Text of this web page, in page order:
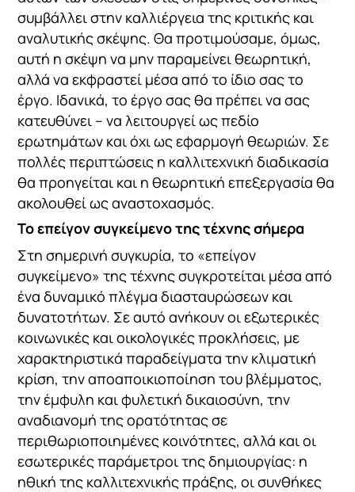
συμβάλλει στην καλλιέργεια της κριτικής και
αναλυτικής σκέψης. Θα προτιμούσαμε, όμως,
αυτή η σκέψη να μην παραμείνει θεωρητική,
αλλά να εκφραστεί μέσα από το ίδιο σας το
έργο. Ιδανικά, το έργο σας θα πρέπει να σας
κατευθύνει – να λειτουργεί ως πεδίο
ερωτημάτων και όχι ως εφαρμογή θεωριών. Σε
πολλές περιπτώσεις η καλλιτεχνική διαδικασία
θα προηγείται και η θεωρητική επεξεργασία θα
ακολουθεί ως αναστοχασμός.
Το επείγον συγκείμενο της τέχνης σήμερα
Στη σημερινή συγκυρία, το «επείγον
συγκείμενο» της τέχνης συγκροτείται μέσα από
ένα δυναμικό πλέγμα διασταυρώσεων και
δυνατοτήτων. Σε αυτό ανήκουν οι εξωτερικές
κοινωνικές και οικολογικές προκλήσεις, με
χαρακτηριστικά παραδείγματα την κλιματική
κρίση, την αποαποικιοποίηση του βλέμματος,
την έμφυλη και φυλετική δικαιοσύνη, την
αναδιανομή της ορατότητας σε
περιθωριοποιημένες κοινότητες, αλλά και οι
εσωτερικές παράμετροι της δημιουργίας: η
ηθική της καλλιτεχνικής πράξης, οι συνθήκες